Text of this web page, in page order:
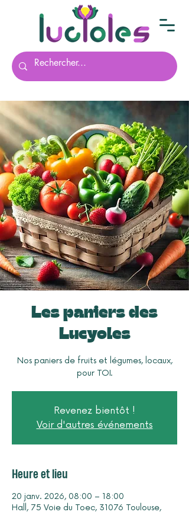
Les paniers des
Lucyoles
Nos paniers de fruits et légumes, locaux,
pour TOI.
Revenez bientôt !
Voir d'autres événements
Heure et lieu
20 janv. 2026, 08:00 – 18:00
Hall, 75 Voie du Toec, 31076 Toulouse,